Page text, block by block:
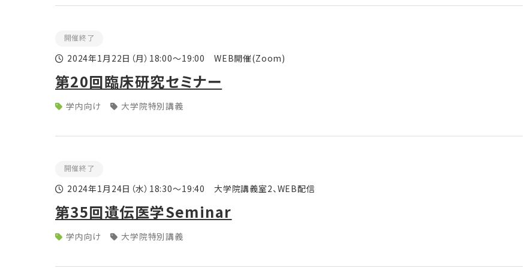
開催終了
2024年1月22日 （月） 18:00～19:00 WEB開催(Zoom)
第20回臨床研究セミナー
学内向け 大学院特別講義
開催終了
2024年1月24日 （水） 18:30～19:40 大学院講義室2、WEB配信
第35回遺伝医学Seminar
学内向け 大学院特別講義